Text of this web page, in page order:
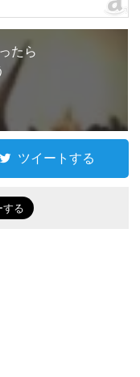
たら
ツイートする